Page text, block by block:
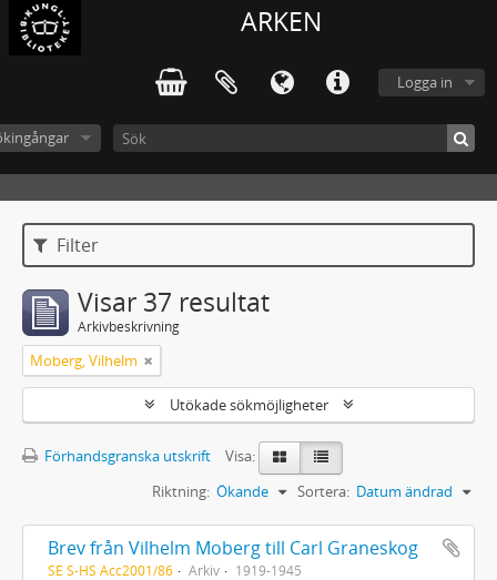
ARKEN
Logga in
Filter
Visar 37 resultat
Arkivbeskrivning
Moberg, Vilhelm
Utökade sökmöjligheter
Förhandsgranska utskrift
Visa:
Sortera: Datum ändrad
Riktning: Ökande
Brev från Vilhelm Moberg till Carl Graneskog
SE S-HS Acc2001/86 Arkiv 1919-1945